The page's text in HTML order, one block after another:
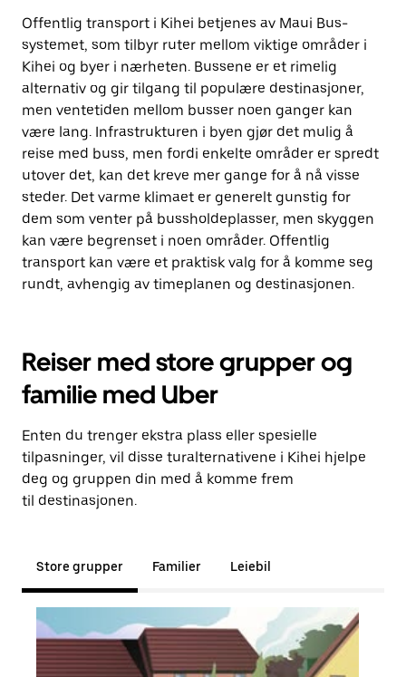
Offentlig transport i Kihei betjenes av Maui Bus-
systemet, som tilbyr ruter mellom viktige områder i
Kihei og byer i nærheten. Bussene er et rimelig
alternativ og gir tilgang til populære destinasjoner,
men ventetiden mellom busser noen ganger kan
være lang. Infrastrukturen i byen gjør det mulig å
reise med buss, men fordi enkelte områder er spredt
utover det, kan det kreve mer gange for å nå visse
steder. Det varme klimaet er generelt gunstig for
dem som venter på bussholdeplasser, men skyggen
kan være begrenset i noen områder. Offentlig
transport kan være et praktisk valg for å komme seg
rundt, avhengig av timeplanen og destinasjonen.
Reiser med store grupper og
familie med Uber
Enten du trenger ekstra plass eller spesielle
tilpasninger, vil disse turalternativene i Kihei hjelpe
deg og gruppen din med å komme frem
til destinasjonen.
Store grupper Familier Leiebil